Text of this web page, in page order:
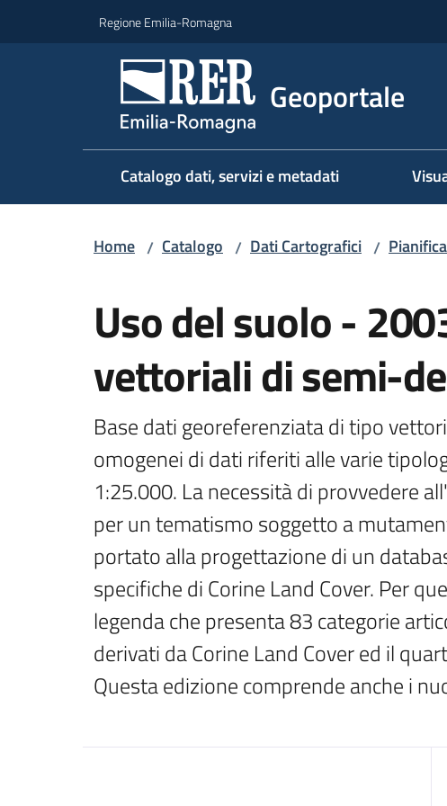
Regione Emilia-Romagna
Geoportale
Catalogo dati, servizi e metadati
Home / Catalogo / Dati Cartografici /
Uso del suolo -
vettoriali di semi-
Base dati georeferenziata di tipo
omogenei di dati riferiti alle varie
1:25.000. La necessità di provvedere
per un tematismo soggetto a
portato alla progettazione di un
specifiche di Corine Land Cover. Per
legenda che presenta 83 categorie
derivati da Corine Land Cover ed il
Questa edizione comprende anche i